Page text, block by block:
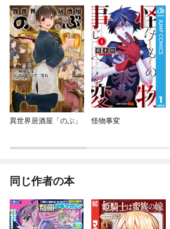
異世界居酒屋「のぶ」 怪物事変
同じ作者の本